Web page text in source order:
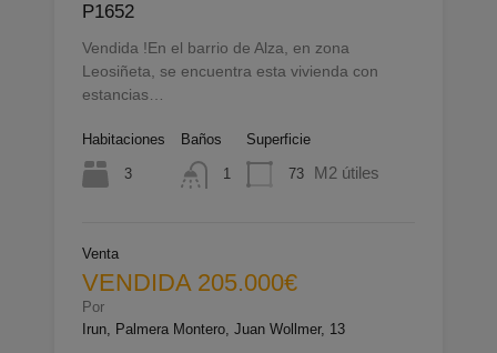
P1652
Vendida !En el barrio de Alza, en zona
Leosiñeta, se encuentra esta vivienda con
estancias…
Habitaciones
3
Baños
1
Superficie
73 M2 útiles
Venta
VENDIDA 205.000€
Por
Irun, Palmera Montero, Juan Wollmer, 13